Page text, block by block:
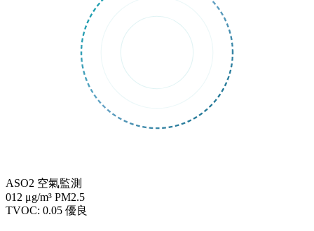
ASO2 空氣監測
012 μg/m³ PM2.5
TVOC: 0.05 優良